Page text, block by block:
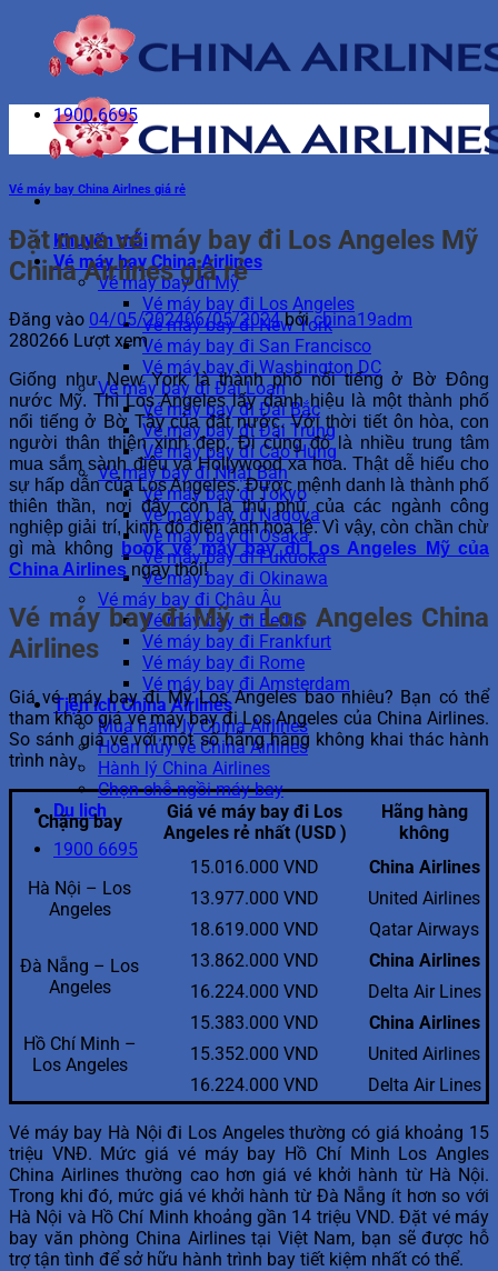
Khuyến mãi
Vé máy bay China Airlines
Vé máy bay đi Mỹ
Vé máy bay đi Los Angeles
Vé máy bay đi New York
Vé máy bay đi San Francisco
Vé máy bay đi Washington DC
Vé máy bay đi Đài Loan
Vé máy bay đi Đài Bắc
Vé máy bay đi Đài Trung
Vé máy bay đi Cao Hùng
Vé máy bay đi Nhật Bản
Vé máy bay đi Tokyo
Vé máy bay đi Nagoya
Vé máy bay đi Osaka
Vé máy bay đi Fukuoka
Vé máy bay đi Okinawa
Vé máy bay đi Châu Âu
Vé máy bay đi Berlin
Vé máy bay đi Frankfurt
Vé máy bay đi Rome
Vé máy bay đi Amsterdam
Tiện ích China Airlines
Mua hành lý China Airlines
Hoàn hủy vé China Airlines
Hành lý China Airlines
Chọn chỗ ngồi máy bay
Du lịch
1900 6695
1900 6695
Vé máy bay China Airlnes giá rẻ
Đặt mua vé máy bay đi Los Angeles Mỹ
China Airlines giá rẻ
Đăng vào 04/05/202406/05/2024 bởichina19adm
280266 Lượt xem
Giống như New York là thành phổ nổi tiếng ở Bờ Đông
nước Mỹ. Thì Los Angeles lấy danh hiệu là một thành phố
nổi tiếng ở Bờ Tây của đất nước. Với thời tiết ôn hòa, con
người thân thiện xinh đẹp. Đi cùng đó là nhiều trung tâm
mua sắm sành điệu và Hollywood xa hoa. Thật dễ hiểu cho
sự hấp dẫn của Los Angeles. Được mệnh danh là thành phố
thiên thần, nơi đây còn là thủ phủ của các ngành công
nghiệp giải trí, kinh đô điện ảnh hoa lệ. Vì vậy, còn chần chừ
gì mà không
book vé máy bay đi Los Angeles Mỹ của
China Airlines ngay thôi!
Vé máy bay đi Mỹ – Los Angeles China
Airlines
Giá vé máy bay đi Mỹ Los Angeles bao nhiêu? Bạn có thể
tham khảo giá vé máy bay đi Los Angeles của China Airlines.
So sánh giá vé với một số hãng hàng không khai thác hành
trình này.
Chặng bay
Giá vé máy bay đi Los
Angeles rẻ nhất (USD )
Hãng hàng
không
Hà Nội – Los
Angeles
15.016.000 VND
China Airlines
13.977.000 VND
United Airlines
18.619.000 VND
Qatar Airways
Đà Nẵng – Los
Angeles
13.862.000 VND
China Airlines
16.224.000 VND
Delta Air Lines
Hồ Chí Minh –
Los Angeles
15.383.000 VND
China Airlines
15.352.000 VND
United Airlines
16.224.000 VND
Delta Air Lines
Vé máy bay Hà Nội đi Los Angeles thường có giá khoảng 15
triệu VNĐ. Mức giá vé máy bay Hồ Chí Minh Los Angles
China Airlines thường cao hơn giá vé khởi hành từ Hà Nội.
Trong khi đó, mức giá vé khởi hành từ Đà Nẵng ít hơn so với
Hà Nội và Hồ Chí Minh khoảng gần 14 triệu VND. Đặt vé máy
bay văn phòng China Airlines tại Việt Nam, bạn sẽ được hỗ
trợ tận tình để sở hữu hành trình bay tiết kiệm nhất có thể.